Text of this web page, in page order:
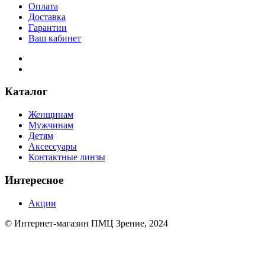
Оплата
Доставка
Гарантии
Ваш кабинет
Каталог
Женщинам
Мужчинам
Детям
Аксессуары
Контактные линзы
Интересное
Акции
© Интернет-магазин ПМЦ Зрение, 2024